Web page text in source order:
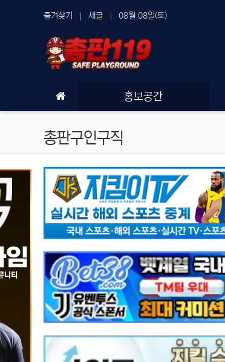
상단 네비즐겨찾기 새글 08월 08일(토)
홍보공간
총판구인구직